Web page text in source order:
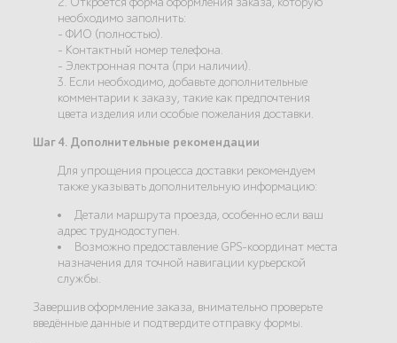
необходимо заполнить:
- ФИО (полностью).
- Контактный номер телефона.
- Электронная почта (при наличии).
3. Если необходимо, добавьте дополнительные
комментарии к заказу, такие как предпочтения
цвета изделия или особые пожелания доставки.
Шаг 4. Дополнительные рекомендации
Для упрощения процесса доставки рекомендуем
также указывать дополнительную информацию:
Детали маршрута проезда, особенно если ваш
адрес труднодоступен.
Возможно предоставление GPS-координат места
назначения для точной навигации курьерской
службы.
Завершив оформление заказа, внимательно проверьте
введённые данные и подтвердите отправку формы.